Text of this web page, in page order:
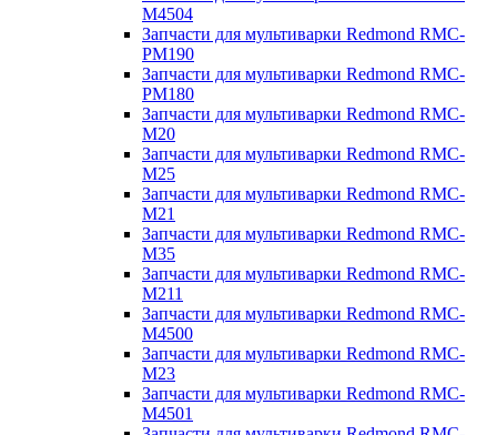
M4504
Запчасти для мультиварки Redmond RMC-
PM190
Запчасти для мультиварки Redmond RMC-
PM180
Запчасти для мультиварки Redmond RMC-
M20
Запчасти для мультиварки Redmond RMC-
M25
Запчасти для мультиварки Redmond RMC-
M21
Запчасти для мультиварки Redmond RMC-
M35
Запчасти для мультиварки Redmond RMC-
M211
Запчасти для мультиварки Redmond RMC-
M4500
Запчасти для мультиварки Redmond RMC-
M23
Запчасти для мультиварки Redmond RMC-
M4501